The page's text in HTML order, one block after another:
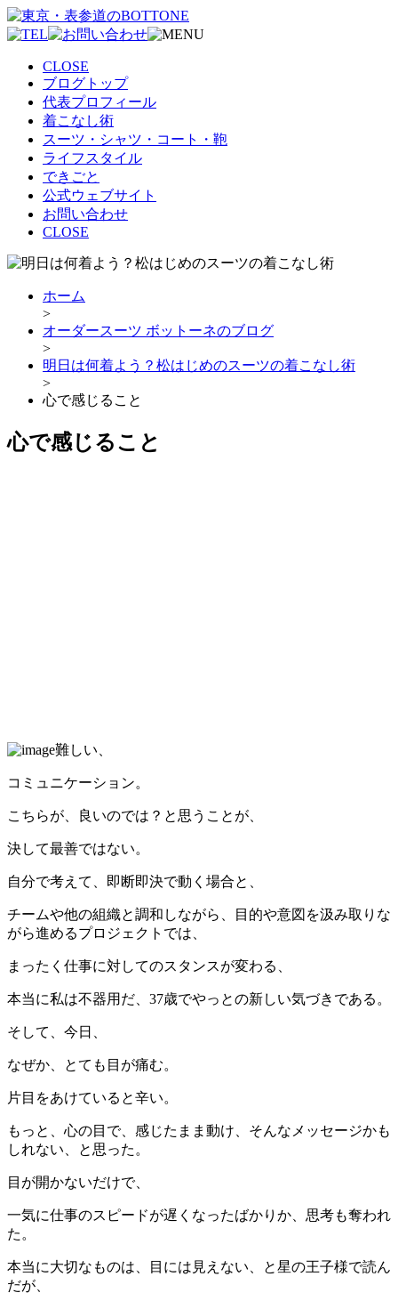
CLOSE
ブログトップ
代表プロフィール
着こなし術
スーツ・シャツ・コート・鞄
ライフスタイル
できごと
公式ウェブサイト
お問い合わせ
CLOSE
ホーム
>
オーダースーツ ボットーネのブログ
>
明日は何着よう？松はじめのスーツの着こなし術
>
心で感じること
心で感じること
難しい、
コミュニケーション。
こちらが、良いのでは？と思うことが、
決して最善ではない。
自分で考えて、即断即決で動く場合と、
チームや他の組織と調和しながら、目的や意図を汲み取りな
がら進めるプロジェクトでは、
まったく仕事に対してのスタンスが変わる、
本当に私は不器用だ、37歳でやっとの新しい気づきである。
そして、今日、
なぜか、とても目が痛む。
片目をあけていると辛い。
もっと、心の目で、感じたまま動け、そんなメッセージかも
しれない、と思った。
目が開かないだけで、
一気に仕事のスピードが遅くなったばかりか、思考も奪われ
た。
本当に大切なものは、目には見えない、と星の王子様で読ん
だが、